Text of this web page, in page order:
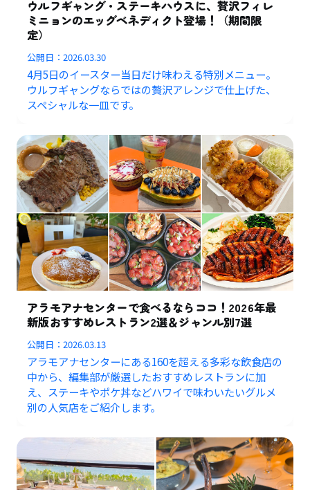
ウルフギャング・ステーキハウスに、贅沢フィレ
ミニョンのエッグベネディクト登場！（期間限
定）
公開日：2026.03.30
4月5日のイースター当日だけ味わえる特別メニュー。
ウルフギャングならではの贅沢アレンジで仕上げた、
スペシャルな一皿です。
アラモアナセンターで食べるならココ！2026年最
新版おすすめレストラン2選＆ジャンル別7選
公開日：2026.03.13
アラモアナセンターにある160を超える多彩な飲食店の
中から、編集部が厳選したおすすめレストランに加
え、ステーキやポケ丼などハワイで味わいたいグルメ
別の人気店をご紹介します。